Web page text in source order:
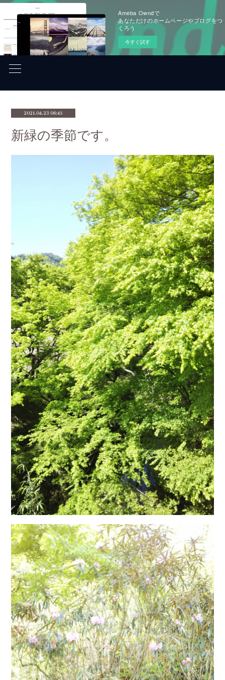
Ameba Owndで
あなただけのホームページやブログをつ
くろう
今すぐ試す
2021.04.23 06:45
新緑の季節です。